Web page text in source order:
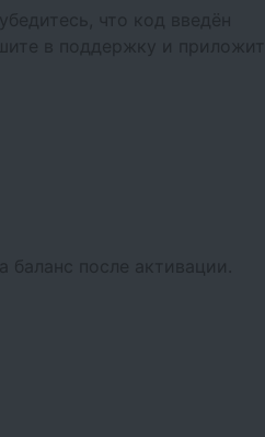
что код введён
в поддержку и приложите
после активации.